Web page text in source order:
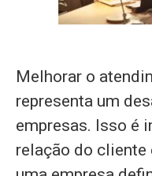
Melhorar o
representa um
empresas. Isso é
relação do cliente